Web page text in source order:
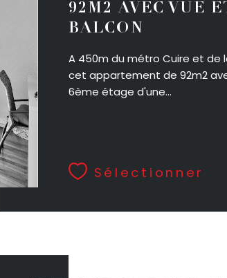
92M2 AVEC VUE
BALCON
A 450m du métro Cuire et de
cet appartement de 92m2
6ème étage d'une...
Sélectionner